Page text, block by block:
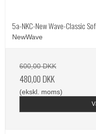
5a-NKC-New Wave-Classic
NewWave
600,00 DKK
480,00 DKK
(ekskl. moms)